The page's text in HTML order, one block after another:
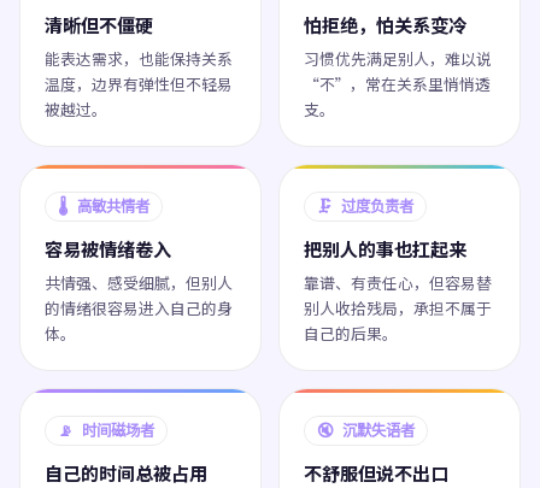
清晰但不僵硬
能表达需求，也能保持关系
温度，边界有弹性但不轻易
被越过。
怕拒绝，怕关系变冷
习惯优先满足别人，难以说
“不”，常在关系里悄悄透
支。
🌡️ 高敏共情者
容易被情绪卷入
共情强、感受细腻，但别人
的情绪很容易进入自己的身
体。
🗜️ 过度负责者
把别人的事也扛起来
靠谱、有责任心，但容易替
别人收拾残局，承担不属于
自己的后果。
📡 时间磁场者
自己的时间总被占用
🔇 沉默失语者
不舒服但说不出口